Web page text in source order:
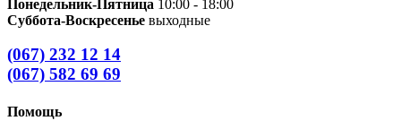
Понедельник-Пятница 10:00 - 18:00
Суббота-Воскресенье выходные
(067) 232 12 14
(067) 582 69 69
Помощь